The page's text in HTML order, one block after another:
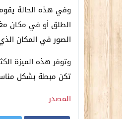
الطلق أو في مكان
الصور في المكان
وتوفر هذه الميزة
تكن مبطة بشكل
المصدر